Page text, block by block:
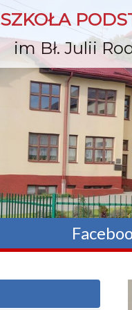
SZKOŁA
im Bł. Julii